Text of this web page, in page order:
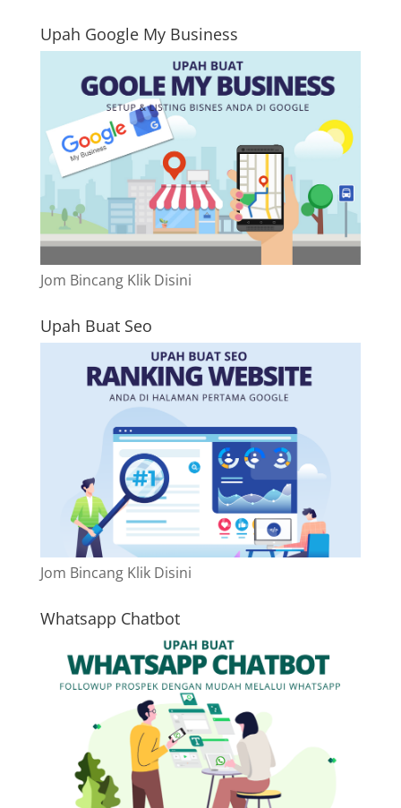
Upah Google My Business
Jom Bincang Klik Disini
Upah Buat Seo
Jom Bincang Klik Disini
Whatsapp Chatbot